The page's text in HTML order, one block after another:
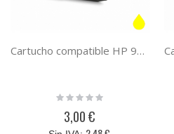
Cartucho compatible HP 953XL tinta amarilla
Rating:
3,00 €